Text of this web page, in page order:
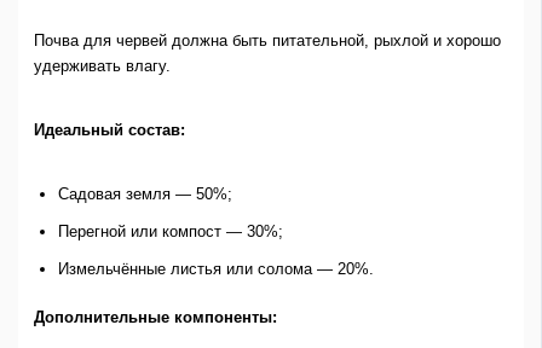
Почва для червей должна быть питательной, рыхлой и хорошо
удерживать влагу.
Идеальный состав:
Садовая земля — 50%;
Перегной или компост — 30%;
Измельчённые листья или солома — 20%.
Дополнительные компоненты: